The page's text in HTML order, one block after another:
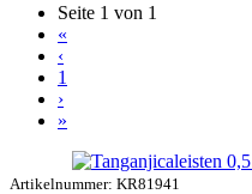
Seite 1 von 1
«
‹
1
›
»
Artikelnummer: KR81941